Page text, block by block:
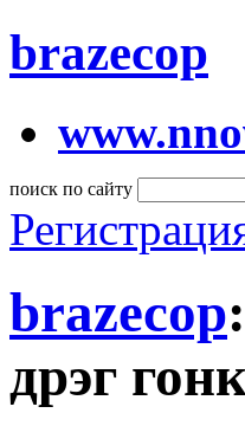
brazecop
поиск по сайту
brazecop
дрэг